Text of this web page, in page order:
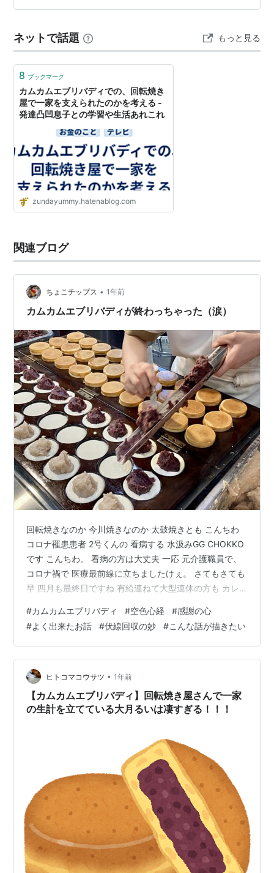
ネットで話題 もっと見る
8 ブックマーク
カムカムエブリバディでの、回転焼き
屋で一家を支えられたのかを考える -
発達凸凹息子との学習や生活あれこれ
zundayummy.hatenablog.com
関連ブログ
ちょこチップス • 1年前
カムカムエブリバディが終わっちゃった（涙）
回転焼きなのか 今川焼きなのか 太鼓焼きとも こんちわ
コロナ罹患患者 2号くんの 看病する 水汲みGG CHOKKO
です こんちわ。 看病の方は大丈夫 一応 元介護職員で、
コロナ禍で 医療最前線に立ちましたけぇ。 さてもさても
早 四月も最終日ですね 有給連ねて大型連休の方も カレ
たしのリタイヤ生活も一年過ぎて 二年目に突入です ああ
恐ろしい。 さて コロナの2号くんが心配で 何処にもいけ
ず。お家にいるあたしは 母屋の掃除もしないといけない
んすが お方様が今日は職安の失業認定日で 帰宅が遅くな
るんで、まぁお帰りになってからで ええどっしゃ…
#カムカムエブリバディ #空色心経 #感謝の心
#よく出来たお話 #伏線回収の妙 #こんな話が描きたい
ヒトコマコウサツ • 1年前
【カムカムエブリバディ】回転焼き屋さんで一家
の生計を立てている大月るいは凄すぎる！！！